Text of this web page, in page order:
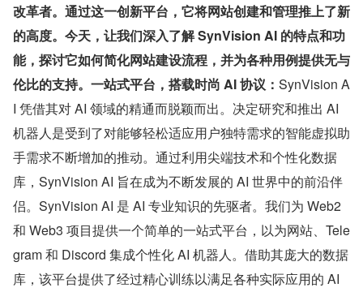
改革者。通过这一创新平台，它将网站创建和管理推上了新
的高度。今天，让我们深入了解 SynVision AI 的特点和功
能，探讨它如何简化网站建设流程，并为各种用例提供无与
伦比的支持。一站式平台，搭载时尚 AI 协议： SynVision A
I 凭借其对 AI 领域的精通而脱颖而出。决定研究和推出 AI
机器人是受到了对能够轻松适应用户独特需求的智能虚拟助
手需求不断增加的推动。通过利用尖端技术和个性化数据
库，SynVision AI 旨在成为不断发展的 AI 世界中的前沿伴
侣。SynVision AI 是 AI 专业知识的先驱者。我们为 Web2
和 Web3 项目提供一个简单的一站式平台，以为网站、Tele
gram 和 Discord 集成个性化 AI 机器人。借助其庞大的数据
库，该平台提供了经过精心训练以满足各种实际应用的 AI